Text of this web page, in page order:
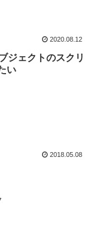
2020.08.12
ジェクトのスクリ
い
2018.05.08